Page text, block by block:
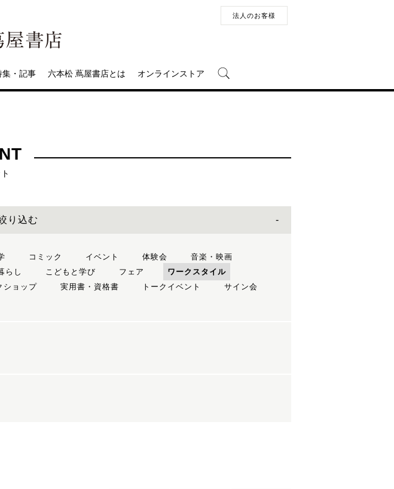
法人のお客様
集・記事 六本松 蔦屋書店とは オンラインストア
り込む
コミック イベント 体験会
音楽・映画
らし こどもと学び フェア
ワークスタイル
ショップ 実用書・資格書 トークイベント
サイン会